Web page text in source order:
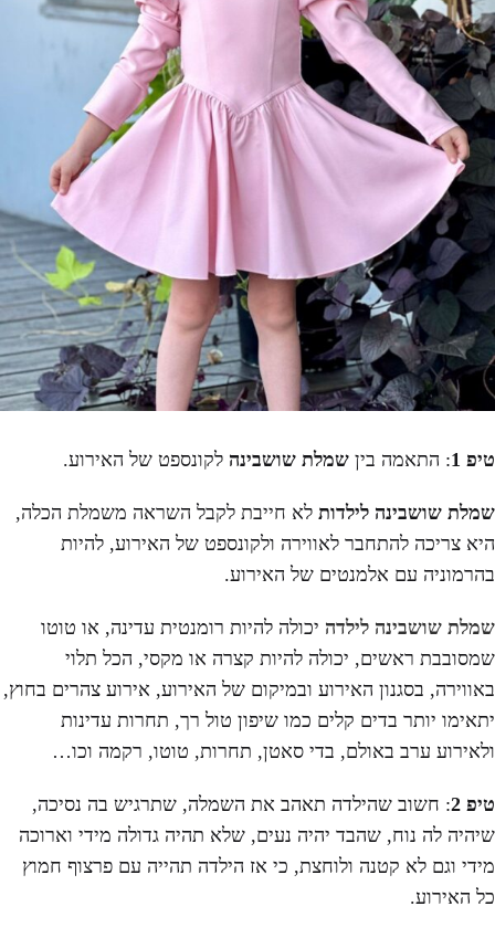
טיפ 1 : התאמה בין שמלת שושבינה לקונספט של האירוע.
שמלת שושבינה לילדות לא חייבת לקבל השראה משמלת הכלה,
היא צריכה להתחבר לאווירה ולקונספט של האירוע, להיות
בהרמוניה עם אלמנטים של האירוע.
שמלת שושבינה לילדה יכולה להיות רומנטית עדינה, או טוטו
שמסובבת ראשים, יכולה להיות קצרה או מקסי, הכל תלוי
באווירה, בסגנון האירוע ובמיקום של האירוע, אירוע צהרים בחוץ,
יתאימו יותר בדים קלים כמו שיפון טול רך, תחרות עדינות
ולאירוע ערב באולם, בדי סאטן, תחרות, טוטו, רקמה וכו…
טיפ 2
: חשוב שהילדה תאהב את השמלה, שתרגיש בה נסיכה,
שיהיה לה נוח, שהבד יהיה נעים, שלא תהיה גדולה מידי וארוכה
מידי וגם לא קטנה ולוחצת, כי אז הילדה תהייה עם פרצוף חמוץ
כל האירוע.